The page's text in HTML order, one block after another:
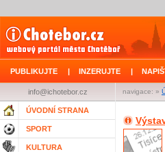
PUBLIKUJTE | INZERUJTE |
navigace: »
info@ichotebor.cz
ÚVODNÍ STRANA
SPORT
KULTURA